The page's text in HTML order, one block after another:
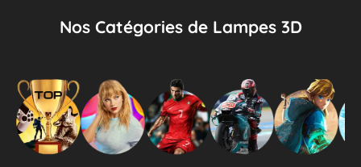
Nos Catégories de Lampes 3D